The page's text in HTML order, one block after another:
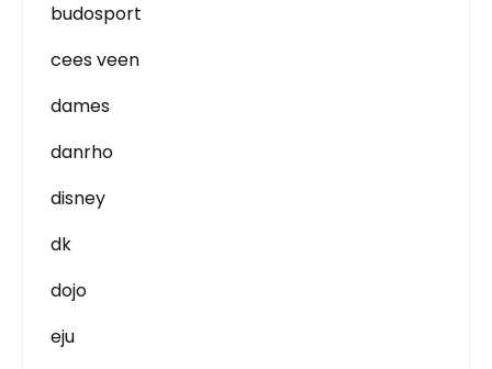
budosport
cees veen
dames
danrho
disney
dk
dojo
eju